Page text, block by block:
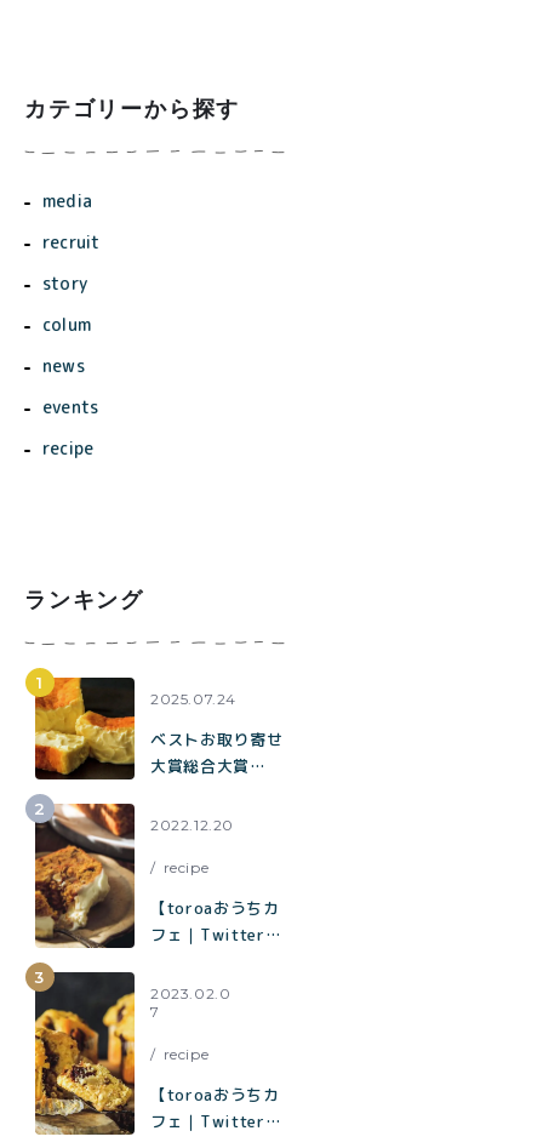
カテゴリーから探す
media
recruit
story
colum
news
events
recipe
ランキング
2025.07.24
ベストお取り寄せ
大賞総合大賞
の催事に出店中。
2022.12.20
recipe
【toroaおうちカ
フェ｜Twitterで
題】混ぜて焼くだ
けでお店の味「キ
の作り方
2023.02.0
7
recipe
【toroaおうちカ
フェ｜Twitterで